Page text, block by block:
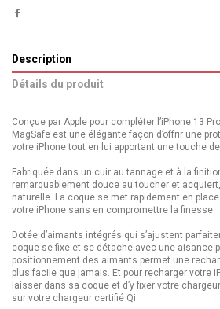
Description
Détails du produit
Conçue par Apple pour compléter l’iPhone 13
MagSafe est une élégante façon d’offrir une
votre iPhone tout en lui apportant une touche
Fabriquée dans un cuir au tannage et à la
remarquablement douce au toucher et
naturelle. La coque se met rapidement en
votre iPhone sans en compromettre la finesse.
Dotée d’aimants intégrés qui s’ajustent
coque se fixe et se détache avec une aisance
positionnement des aimants permet une
plus facile que jamais. Et pour recharger votre
laisser dans sa coque et d’y fixer votre
sur votre chargeur certifié Qi.